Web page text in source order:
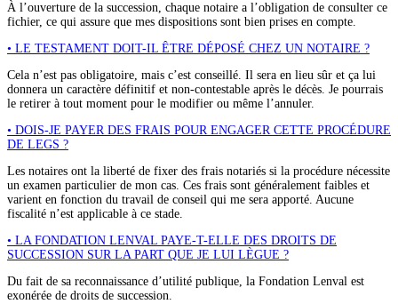
À l’ouverture de la succession, chaque notaire a l’obligation de consulter ce
fichier, ce qui assure que mes dispositions sont bien prises en compte.
• LE TESTAMENT DOIT-IL ÊTRE DÉPOSÉ CHEZ UN NOTAIRE ?
Cela n’est pas obligatoire, mais c’est conseillé. Il sera en lieu sûr et ça lui
donnera un caractère définitif et non-contestable après le décès. Je pourrais
le retirer à tout moment pour le modifier ou même l’annuler.
• DOIS-JE PAYER DES FRAIS POUR ENGAGER CETTE PROCÉDURE
DE LEGS ?
Les notaires ont la liberté de fixer des frais notariés si la procédure nécessite
un examen particulier de mon cas. Ces frais sont généralement faibles et
varient en fonction du travail de conseil qui me sera apporté. Aucune
fiscalité n’est applicable à ce stade.
• LA FONDATION LENVAL PAYE-T-ELLE DES DROITS DE
SUCCESSION SUR LA PART QUE JE LUI LÈGUE ?
Du fait de sa reconnaissance d’utilité publique, la Fondation Lenval est
exonérée de droits de succession.